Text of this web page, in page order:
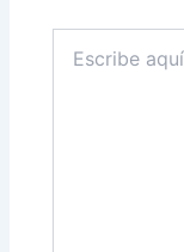
aquí...